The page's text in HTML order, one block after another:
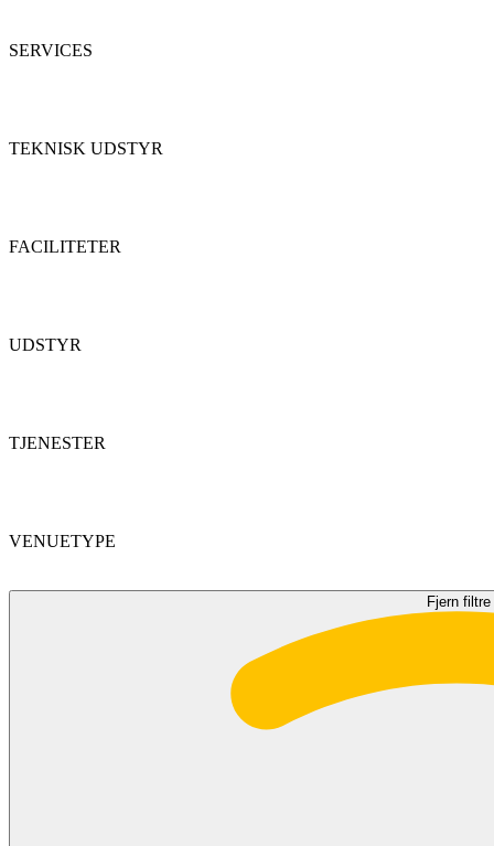
SERVICES
TEKNISK UDSTYR
FACILITETER
UDSTYR
TJENESTER
VENUETYPE
Fjern filtre